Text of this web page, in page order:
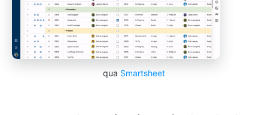
qua Smartsheet